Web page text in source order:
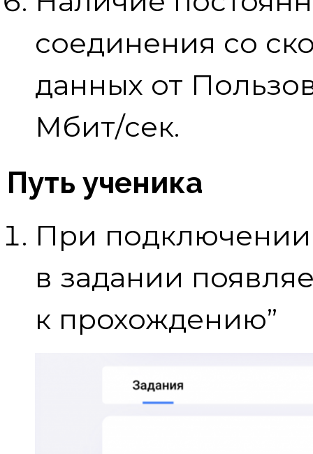
соединения со
данных от
Мбит/сек.
Путь ученика
При подключении
в задании
к прохождению”